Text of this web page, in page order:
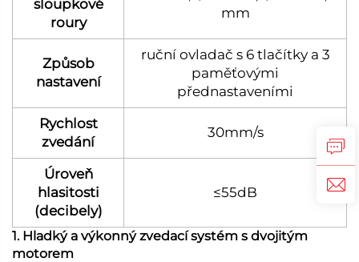
sloupkové
roury
mm
Způsob
nastavení
ruční ovladač s 6 tlačítky a 3
paměťovými
přednastaveními
Rychlost
zvedání
30mm/s
Úroveň
hlasitosti
(decibely)
≤55dB
1. Hladký a výkonný zvedací systém s dvojitým
motorem